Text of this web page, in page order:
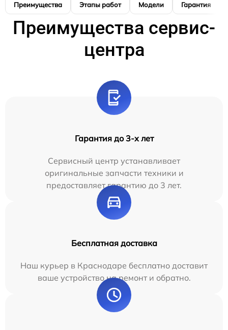
Преимущества Этапы работ Модели Гарантия
Преимущества сервис-
центра
Гарантия до 3-х лет
Сервисный центр устанавливает
оригинальные запчасти техники и
предоставляет гарантию до 3 лет.
Бесплатная доставка
Наш курьер в Краснодаре бесплатно доставит
ваше устройство на ремонт и обратно.